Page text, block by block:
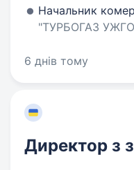
Начальник
"ТУРБОГАЗ
6 днів тому
Директор з